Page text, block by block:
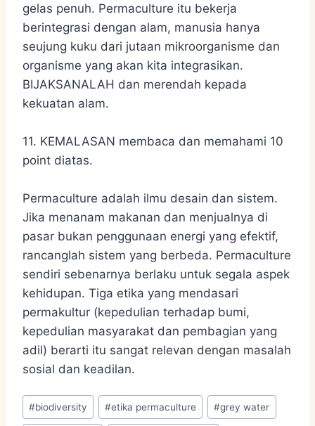
gelas penuh. Permaculture itu bekerja
berintegrasi dengan alam, manusia hanya
seujung kuku dari jutaan mikroorganisme dan
organisme yang akan kita integrasikan.
BIJAKSANALAH dan merendah kepada
kekuatan alam.
11. KEMALASAN membaca dan memahami 10
point diatas.
Permaculture adalah ilmu desain dan sistem.
Jika menanam makanan dan menjualnya di
pasar bukan penggunaan energi yang efektif,
rancanglah sistem yang berbeda. Permaculture
sendiri sebenarnya berlaku untuk segala aspek
kehidupan. Tiga etika yang mendasari
permakultur (kepedulian terhadap bumi,
kepedulian masyarakat dan pembagian yang
adil) berarti itu sangat relevan dengan masalah
sosial dan keadilan.
Post
Tags:
#biodiversity #etika permaculture #grey water